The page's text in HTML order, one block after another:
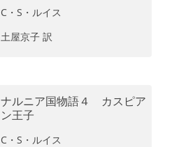
C・S・ルイス
土屋京子 訳
ナルニア国物語４ カスピア
ン王子
C・S・ルイス